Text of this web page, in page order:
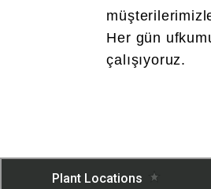
Her gün
çalışıyoruz.